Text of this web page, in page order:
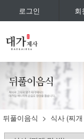
로그인 회
뒤풀이음식 식사 (찌